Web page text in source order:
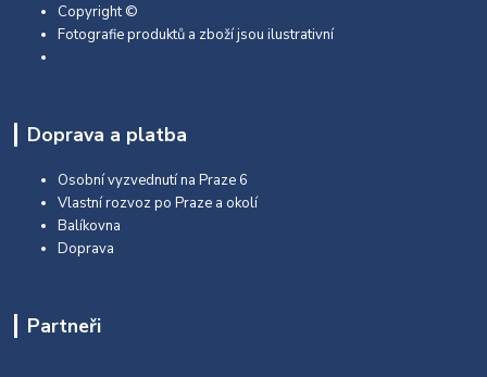
Copyright ©
Fotografie produktů a zboží jsou ilustrativní
Doprava a platba
Osobní vyzvednutí na Praze 6
Vlastní rozvoz po Praze a okolí
Balíkovna
Doprava
Partneři